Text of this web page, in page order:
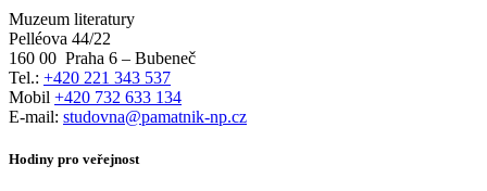
Muzeum literatury
Pelléova 44/22
160 00 Praha 6 – Bubeneč
Tel.: +420 221 343 537
Mobil +420 732 633 134
E-mail: studovna@pamatnik-np.cz
Hodiny pro veřejnost